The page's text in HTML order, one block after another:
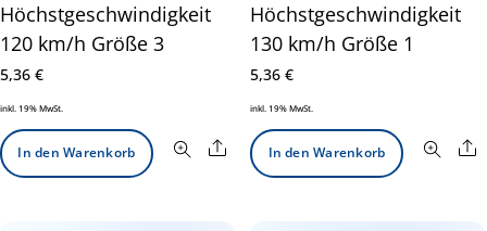
Höchstgeschwindigkeit
120 km/h Größe 3
5,36 €
inkl. 19% MwSt.
In den Warenkorb Share
Höchstgeschwindigkeit
130 km/h Größe 1
5,36€
inkl. 19% MwSt.
In den Warenkorb